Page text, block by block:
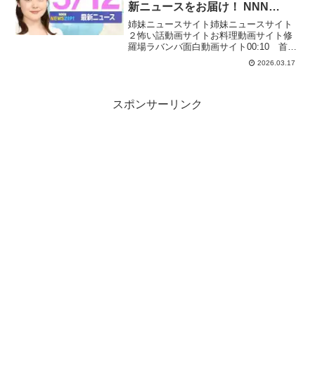
新ニュースをお届け！ NNN
NEWS ZIP！（2026年3月12日)
姉妹ニュースサイト姉妹ニュースサイト
２怖い話動画サイトお料理動画サイト修
羅場ラバンバ面白動画サイト00:10 首
相、16日にも石油備蓄放出を表明 イラ
ン情勢めぐる原油高騰うけ01:56 米軍、
2026.03.17
スポンサーリンク